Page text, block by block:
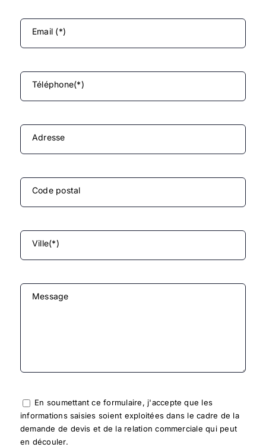
Email (*)
Téléphone(*)
Adresse
Code postal
Ville(*)
Message
En soumettant ce formulaire, j'accepte que les
informations saisies soient exploitées dans le cadre de la
demande de devis et de la relation commerciale qui peut
en découler.